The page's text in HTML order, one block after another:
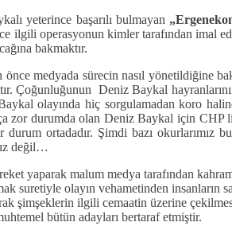
yeterince başarılı bulmayan
ilgili operasyonun kimler tarafından imal
bakmaktır.
medyada sürecin nasıl yönetildiğine
Çoğunluğunun Deniz Baykal
olayında hiç sorgulamadan koro
zor durumda olan Deniz Baykal için
ortadadır. Şimdi bazı
değil…
yaparak malum medya tarafından
suretiyle olayın vehametinden insanların
şimşeklerin ilgili cemaatin üzerine
bütün adayları bertaraf etmiştir.